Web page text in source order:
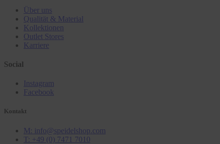
Über uns
Qualität & Material
Kollektionen
Outlet Stores
Karriere
Social
Instagram
Facebook
Kontakt
M: info@speidelshop.com
T: +49 (0) 7471 7010